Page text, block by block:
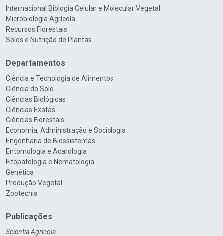
Internacional Biologia Celular e Molecular Vegetal
Microbiologia Agrícola
Recursos Florestais
Solos e Nutrição de Plantas
Departamentos
Ciência e Tecnologia de Alimentos
Ciência do Solo
Ciências Biológicas
Ciências Exatas
Ciências Florestais
Economia, Administração e Sociologia
Engenharia de Biossistemas
Entomologia e Acarologia
Fitopatologia e Nematologia
Genética
Produção Vegetal
Zootecnia
Publicações
Scientia Agricola